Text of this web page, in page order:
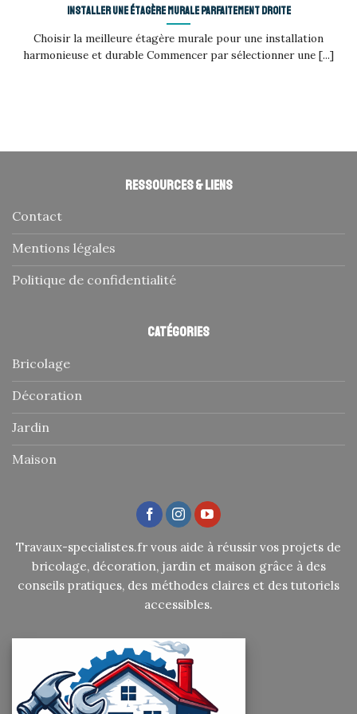
Installer une étagère murale parfaitement droite
Choisir la meilleure étagère murale pour une installation
harmonieuse et durable Commencer par sélectionner une [...]
Ressources & liens
Contact
Mentions légales
Politique de confidentialité
Catégories
Bricolage
Décoration
Jardin
Maison
Travaux-specialistes.fr vous aide à réussir vos projets de
bricolage, décoration, jardin et maison grâce à des
conseils pratiques, des méthodes claires et des tutoriels
accessibles.